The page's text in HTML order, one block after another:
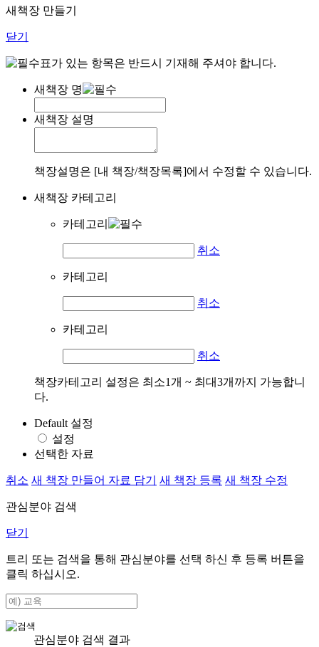
새책장 만들기
닫기
표가 있는 항목은 반드시 기재해 주셔야 합니다.
새책장 명
새책장 설명
책장설명은 [내 책장/책장목록]에서 수정할 수 있습니다.
새책장 카테고리
카테고리
취소
카테고리
취소
카테고리
취소
책장카테고리 설정은 최소1개 ~ 최대3개까지 가능합니
다.
Default 설정
설정
선택한 자료
취소 새 책장 만들어 자료 담기 새 책장 등록 새 책장 수정
관심분야 검색
닫기
트리 또는 검색을 통해 관심분야를 선택 하신 후 등록 버튼을
클릭 하십시오.
관심분야 검색 결과